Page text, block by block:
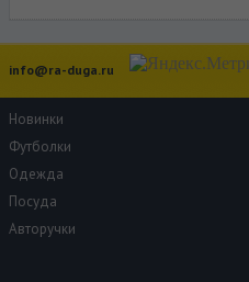
info@ra-duga.ru
Новинки
Футболки
Одежда
Посуда
Авторучки